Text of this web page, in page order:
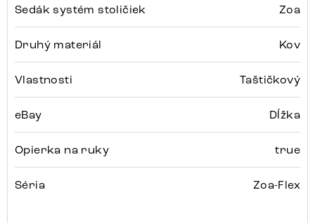
Sedák systém stoličiek Zoa
Druhý materiál Kov
Vlastnosti Taštičkový
eBay Dĺžka
Opierka na ruky true
Séria Zoa-Flex